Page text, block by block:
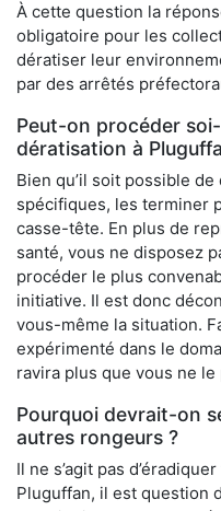
À cette question la
obligatoire pour les
dératiser leur
par des arrêtés
Peut-on procéder
dératisation à
Bien qu’il soit possible
spécifiques, les terminer
casse-tête. En plus de
santé, vous ne disposez
procéder le plus
initiative. Il est donc
vous-même la situation.
expérimenté dans le
ravira plus que vous ne le
Pourquoi devrait-on
autres rongeurs ?
Il ne s’agit pas
Pluguffan, il est question